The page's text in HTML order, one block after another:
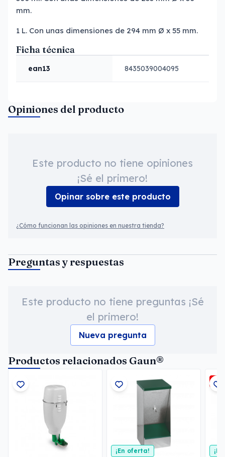
mm.
1 L. Con unas dimensiones de 294 mm Ø x 55 mm.
Ficha técnica
ean13 8435039004095
Opiniones del producto
Este producto no tiene opiniones
¡Sé el primero!
Opinar sobre este producto
¿Cómo funcionan las opiniones en nuestra tienda?
Preguntas y respuestas
Este producto no tiene preguntas ¡Sé
el primero!
Nueva pregunta
Productos relacionados Gaun®
¡En oferta!
-